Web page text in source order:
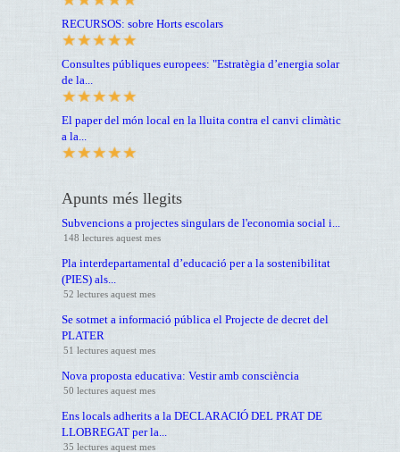
RECURSOS: sobre Horts escolars
Consultes públiques europees: "Estratègia d’energia solar
de la...
El paper del món local en la lluita contra el canvi climàtic
a la...
Apunts més llegits
Subvencions a projectes singulars de l'economia social i...
148 lectures aquest mes
Pla interdepartamental d’educació per a la sostenibilitat
(PIES) als...
52 lectures aquest mes
Se sotmet a informació pública el Projecte de decret del
PLATER
51 lectures aquest mes
Nova proposta educativa: Vestir amb consciència
50 lectures aquest mes
Ens locals adherits a la DECLARACIÓ DEL PRAT DE
LLOBREGAT per la...
35 lectures aquest mes